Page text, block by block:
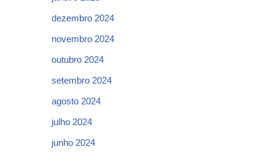
dezembro 2024
novembro 2024
outubro 2024
setembro 2024
agosto 2024
julho 2024
junho 2024